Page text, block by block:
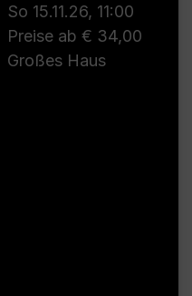
So 15.11.26, 11:00
Preise ab € 34,00
Großes Haus